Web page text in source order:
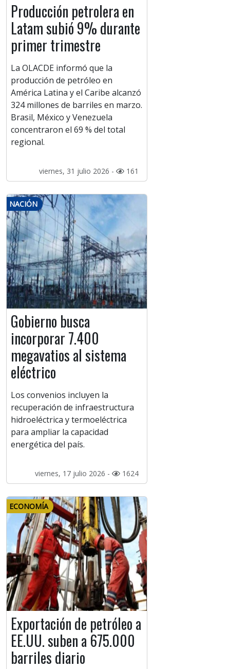
Producción petrolera en
Latam subió 9% durante
primer trimestre
La OLACDE informó que la
producción de petróleo en
América Latina y el Caribe alcanzó
324 millones de barriles en marzo.
Brasil, México y Venezuela
concentraron el 69 % del total
regional.
viernes, 31 julio 2026 - 161
NACIÓN
Gobierno busca
incorporar 7.400
megavatios al sistema
eléctrico
Los convenios incluyen la
recuperación de infraestructura
hidroeléctrica y termoeléctrica
para ampliar la capacidad
energética del país.
viernes, 17 julio 2026 - 1624
ECONOMÍA
Exportación de petróleo a
EE.UU. suben a 675.000
barriles diario